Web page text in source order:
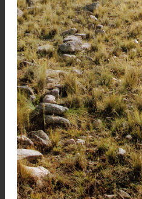
en su centro por un
Aquello es un lugar
vista estético y, si a
hospitalidad de sus
una idea de lo
sentimos allá.
Su gente vive en
de piedra, techos a
duras gramíneas del
y tirantería obtenidas
madera de cardón
ninguna de las